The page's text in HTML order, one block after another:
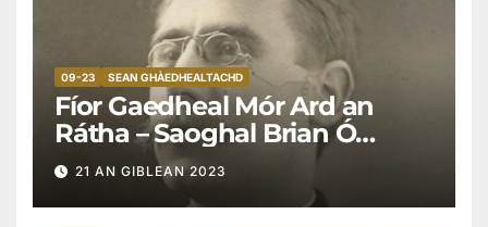
09-23 SEAN GHÀEDHEALTACHD
Fíor Gaedheal Mór Ard an
Rátha – Saoghal Brian Ó
Cianaigh (1877 go 1943)
21 AN GIBLEAN 2023